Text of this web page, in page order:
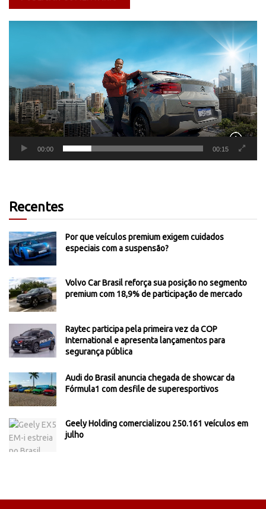
00:00 00:15
Recentes
Por que veículos premium exigem cuidados
especiais com a suspensão?
Volvo Car Brasil reforça sua posição no segmento
premium com 18,9% de participação de mercado
Raytec participa pela primeira vez da COP
International e apresenta lançamentos para
segurança pública
Audi do Brasil anuncia chegada de showcar da
Fórmula1 com desfile de superesportivos
Geely Holding comercializou 250.161 veículos em
julho